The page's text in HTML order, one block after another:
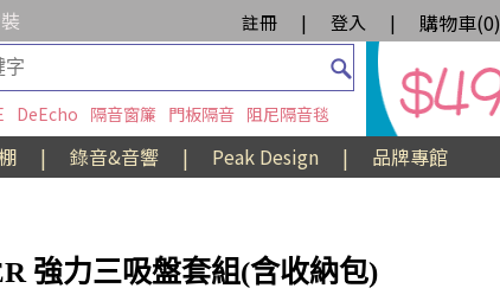
註冊 | 登入 | 購物車(0)
DeEcho 隔音窗簾 門板隔音 阻尼隔音毯
| 錄音&音響 | Peak Design | 品牌專館
強力三吸盤套組(含收納包)